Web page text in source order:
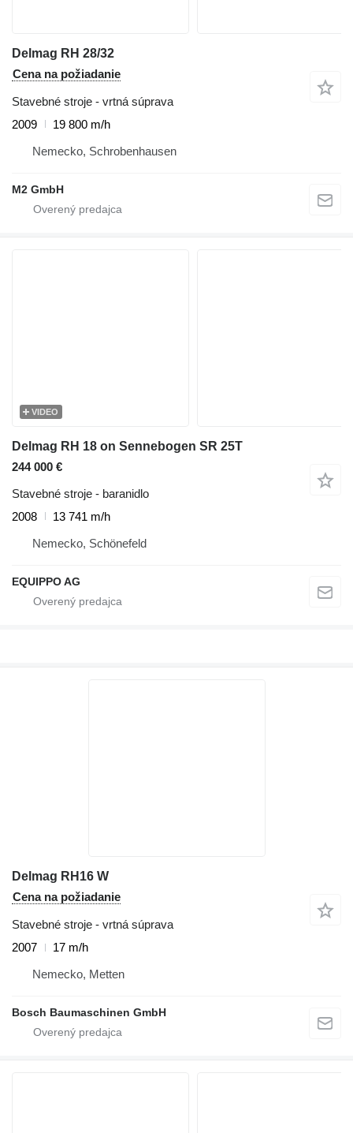
Delmag RH 28/32
Cena na požiadanie
Stavebné stroje - vrtná súprava
2009
19 800 m/h
Nemecko, Schrobenhausen
M2 GmbH
VIDEO
Delmag RH 18 on Sennebogen SR 25T
244 000 €
Stavebné stroje - baranidlo
2008
13 741 m/h
Nemecko, Schönefeld
EQUIPPO AG
Delmag RH16 W
Cena na požiadanie
Stavebné stroje - vrtná súprava
2007
17 m/h
Nemecko, Metten
Bosch Baumaschinen GmbH